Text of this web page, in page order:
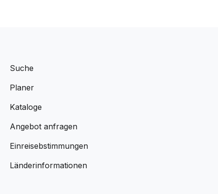
Suche
Planer
Kataloge
Angebot anfragen
Einreisebstimmungen
Länderinformationen